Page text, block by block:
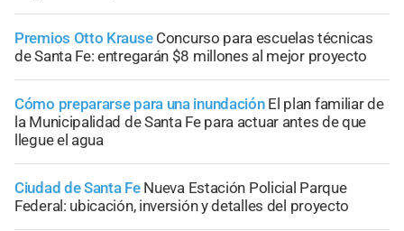
Premios Otto Krause Concurso para escuelas técnicas
de Santa Fe: entregarán $8 millones al mejor proyecto
Cómo prepararse para una inundación El plan familiar de
la Municipalidad de Santa Fe para actuar antes de que
llegue el agua
Ciudad de Santa Fe Nueva Estación Policial Parque
Federal: ubicación, inversión y detalles del proyecto